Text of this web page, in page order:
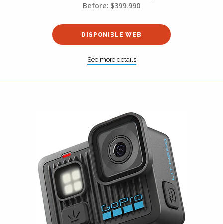
Before: $399.990
DISPONIBLE WEB
See more details